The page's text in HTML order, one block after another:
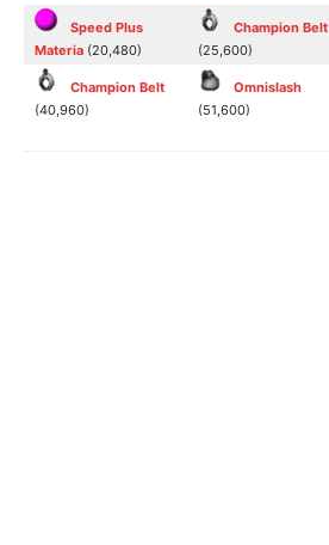
Speed Plus
Materia (20,480)
Champion Belt
(25,600)
Champion Belt
(40,960)
Omnislash
(51,600)